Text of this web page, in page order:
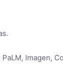
Imagen,